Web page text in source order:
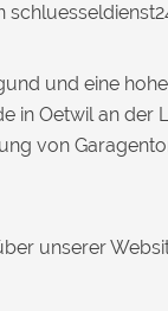
und eine
in Oetwil an
von
unserer